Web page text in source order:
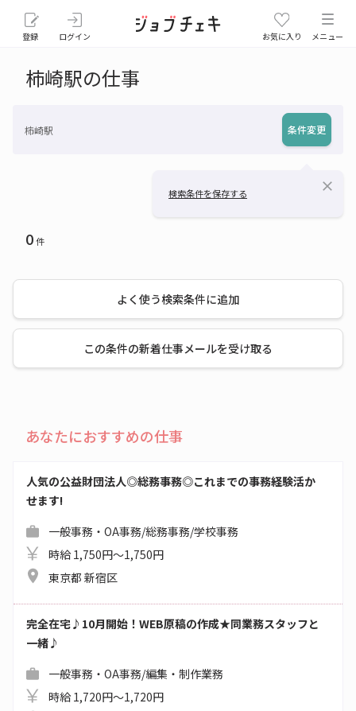
登録 ログイン お気に入り メニュー
柿崎駅の仕事
柿崎駅 条件変更
検索条件を保存する close
0件
よく使う検索条件に追加
この条件の新着仕事メールを受け取る
あなたにおすすめの仕事
人気の公益財団法人◎総務事務◎これまでの事務経験活か
せます!
一般事務・OA事務/総務事務/学校事務
時給 1,750円～1,750円
東京都 新宿区
完全在宅♪10月開始！WEB原稿の作成★同業務スタッフと
一緒♪
一般事務・OA事務/編集・制作業務
時給 1,720円～1,720円